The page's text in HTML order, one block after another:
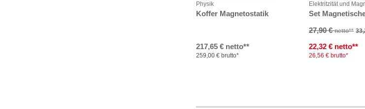
Physik
Koffer Magnetostatik
217,65 € netto**
259,00 € brutto*
Elektritzität und
Set
27,90 €netto**
22,32 € netto**
26,56 € brutto*